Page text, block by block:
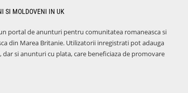
SI MOLDOVENI IN UK
portal de anunturi pentru comunitatea romaneasca si
din Marea Britanie. Utilizatorii inregistrati pot adauga
si anunturi cu plata, care beneficiaza de promovare